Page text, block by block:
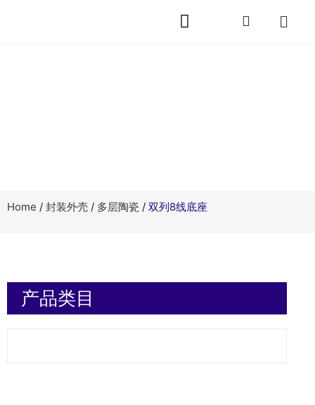
Home / 封装外壳 / 多层陶瓷 / 双列8线底座
产品类目